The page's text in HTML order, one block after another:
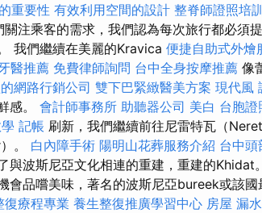
重要性 有效利用空間的設計 整脊師證照培
關注乘客的需求，我們認為每次旅行都必須
我們繼續在美麗的Kravica 便捷自助式外燴
牙醫推薦 免費律師詢問 台中全身按摩推薦 像
網路行銷公司 雙下巴緊緻醫美方案 現代風
感。 會計師事務所 助聽器公司 美白 台胞證
記帳 刷新，我們繼續前往尼雷特瓦（
。 白內障手術 陽明山花葬服務介紹 台中頭
與波斯尼亞文化相連的重建，重建的Khidat
會品嚐美味，著名的波斯尼亞bureek或該國
復療程專業 養生整復推廣學習中心 房屋 漏水